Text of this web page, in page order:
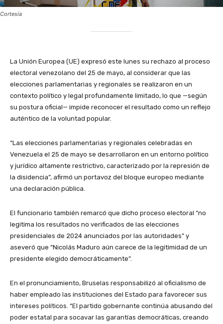
Cortesía
La Unión Europea (UE) expresó este lunes su rechazo al proceso
electoral venezolano del 25 de mayo, al considerar que las
elecciones parlamentarias y regionales se realizaron en un
contexto político y legal profundamente limitado, lo que —según
su postura oficial— impide reconocer el resultado como un reflejo
auténtico de la voluntad popular.
“Las elecciones parlamentarias y regionales celebradas en
Venezuela el 25 de mayo se desarrollaron en un entorno político
y jurídico altamente restrictivo, caracterizado por la represión de
la disidencia”, afirmó un portavoz del bloque europeo mediante
una declaración pública.
El funcionario también remarcó que dicho proceso electoral “no
legitima los resultados no verificados de las elecciones
presidenciales de 2024 anunciados por las autoridades” y
aseveró que “Nicolás Maduro aún carece de la legitimidad de un
presidente elegido democráticamente”.
En el pronunciamiento, Bruselas responsabilizó al oficialismo de
haber empleado las instituciones del Estado para favorecer sus
intereses políticos. “El partido gobernante continúa abusando del
poder estatal para socavar las garantías democráticas, creando